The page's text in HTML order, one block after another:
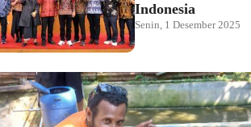
Indonesia
Senin, 1 Desember 2025